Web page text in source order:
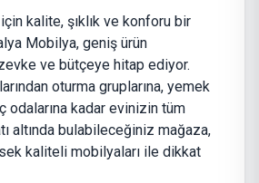
kalite, şıklık ve konforu bir
Mobilya, geniş ürün
ve bütçeye hitap ediyor.
oturma gruplarına, yemek
odalarına kadar evinizin tüm
altında bulabileceğiniz mağaza,
kaliteli mobilyaları ile dikkat